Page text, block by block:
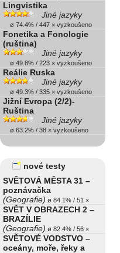
Lingvistika
Jiné jazyky
ø 74.4% / 447 × vyzkoušeno
Fonetika a Fonologie
(ruština)
Jiné jazyky
ø 49.8% / 223 × vyzkoušeno
Reálie Ruska
Jiné jazyky
ø 49.3% / 335 × vyzkoušeno
Jižní Evropa (2/2)-
Ruština
Jiné jazyky
ø 63.2% / 38 × vyzkoušeno
nové testy
SVĚTOVÁ MĚSTA 31 –
poznávačka
(Geografie) ø 84.1% / 51 ×
SVĚT V OBRAZECH 2 –
BRAZÍLIE
(Geografie) ø 82.4% / 56 ×
SVĚTOVÉ VODSTVO –
oceány, moře, řeky a